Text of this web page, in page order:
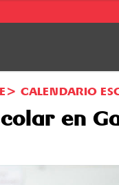
CALENDARIO
en